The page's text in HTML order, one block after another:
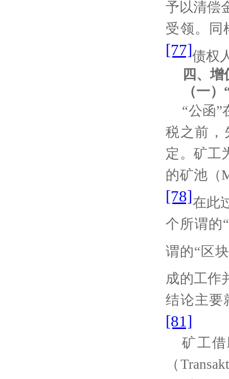
予以清偿
受领。同
[77]债权
四、
（一
“公函”
税之前，
定。矿工
的矿池（
[78]在此
个所谓的
谓的“区
成的工作
结论主要
[81]
矿工
（